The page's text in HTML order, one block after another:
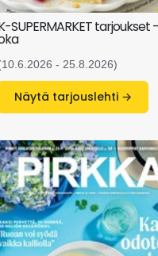
SUPERMARKET tarjoukset
- 25.8.2026)
Näytä tarjouslehti →